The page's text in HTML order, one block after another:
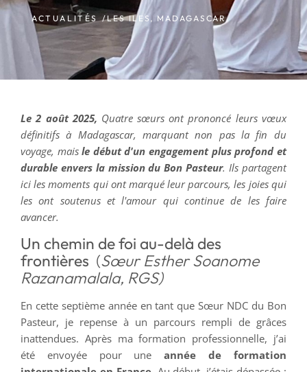
ACTUALITÉS /LES ILES ,MADAGASCAR
Le 2 août 2025, Quatre sœurs ont prononcé leurs vœux
définitifs à Madagascar, marquant non pas la fin du
voyage, maisle début d'un engagement plus profond et
durable envers la mission du Bon Pasteur.Ils partagent
ici les moments qui ont marqué leur parcours, les joies qui
les ont soutenus et l'amour qui continue de les faire
avancer.
Un chemin de foi au-delà des
frontières (Sœur Esther Soanome
Razanamalala, RGS)
En cette septième année en tant que Sœur NDC du Bon
Pasteur, je repense à un parcours rempli de grâces
inattendues. Après ma formation professionnelle, j’ai
été envoyée pour uneannée de formation